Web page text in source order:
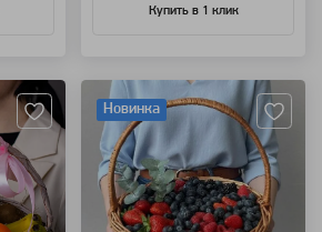
Купить в 1 клик
Новинка